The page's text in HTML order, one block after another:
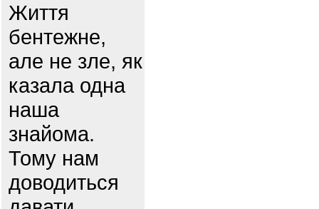
Життя
бентежне,
але не зле, як
казала одна
наша
знайома.
Тому нам
доводиться